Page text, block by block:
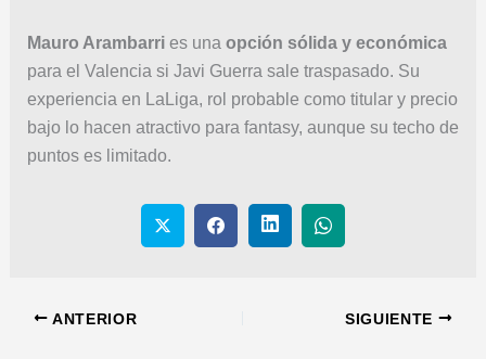
Mauro Arambarries una opción sólida y económica
para el Valencia si Javi Guerra sale traspasado. Su
experiencia en LaLiga, rol probable como titular y precio
bajo lo hacen atractivo para fantasy, aunque su techo de
puntos es limitado.
ANTERIOR SIGUIENTE